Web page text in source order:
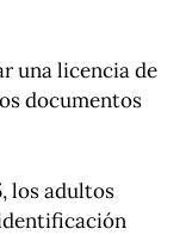
una licencia de
documentos
los adultos